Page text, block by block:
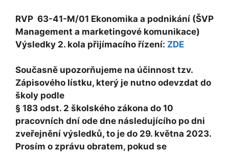
RVP 63-41-M/01 Ekonomika a podnikání (ŠVP
Management a marketingové komunikace)
Výsledky 2. kola přijímacího řízení: ZDE
Současně upozorňujeme na účinnost tzv.
Zápisového lístku, který je nutno odevzdat do
školy podle
§ 183 odst. 2 školského zákona do 10
pracovních dní ode dne následujícího po dni
zveřejnění výsledků, to je do 29. května 2023.
Prosím o zprávu obratem, pokud se